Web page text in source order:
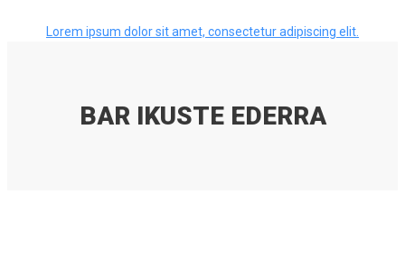
Lorem ipsum dolor sit amet, consectetur adipiscing elit.
BAR IKUSTE EDERRA